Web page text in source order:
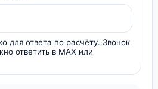
для ответа по расчёту. Звонок
ответить в MAX или